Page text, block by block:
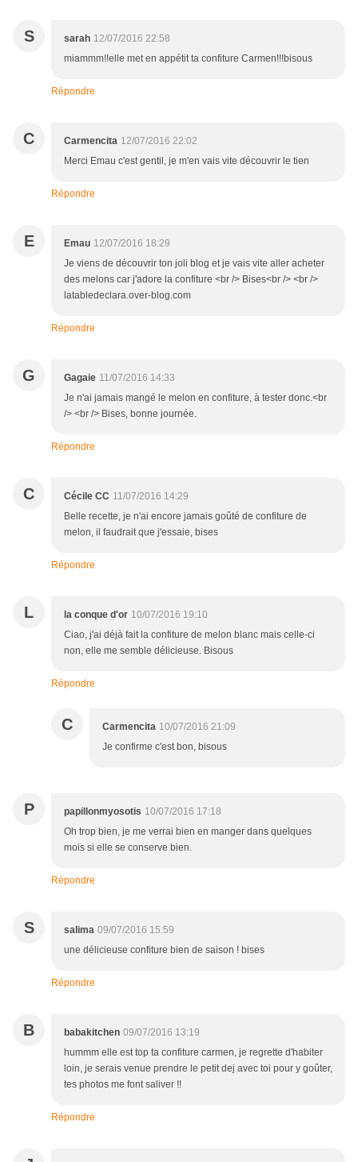
S sarah 12/07/2016 22:58
miammm!!elle met en appétit ta confiture Carmen!!!bisous
Répondre
C Carmencita 12/07/2016 22:02
Merci Emau c'est gentil, je m'en vais vite découvrir le tien
Répondre
E Emau 12/07/2016 18:29
Je viens de découvrir ton joli blog et je vais vite aller acheter
des melons car j'adore la confiture <br /> Bises<br /> <br />
latabledeclara.over-blog.com
Répondre
G Gagaie 11/07/2016 14:33
Je n'ai jamais mangé le melon en confiture, à tester donc.<br
/> <br /> Bises, bonne journée.
Répondre
C Cécile CC 11/07/2016 14:29
Belle recette, je n'ai encore jamais goûté de confiture de
melon, il faudrait que j'essaie, bises
Répondre
L la conque d'or 10/07/2016 19:10
Ciao, j'ai déjà fait la confiture de melon blanc mais celle-ci
non, elle me semble délicieuse. Bisous
Répondre
C Carmencita 10/07/2016 21:09
Je confirme c'est bon, bisous
P papillonmyosotis 10/07/2016 17:18
Oh trop bien, je me verrai bien en manger dans quelques
mois si elle se conserve bien.
Répondre
S salima 09/07/2016 15:59
une délicieuse confiture bien de saison ! bises
Répondre
B babakitchen 09/07/2016 13:19
hummm elle est top ta confiture carmen, je regrette d'habiter
loin, je serais venue prendre le petit dej avec toi pour y goûter,
tes photos me font saliver !!
Répondre